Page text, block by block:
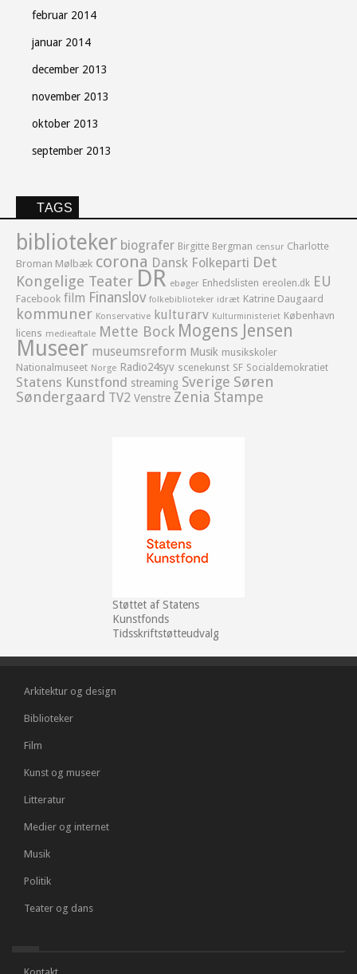
februar 2014
januar 2014
december 2013
november 2013
oktober 2013
september 2013
TAGS
biblioteker biografer Birgitte Bergman censur Charlotte
Broman Mølbæk corona Dansk Folkeparti Det
Kongelige Teater DR ebøger Enhedslisten ereolen.dk EU
Facebook film Finanslov folkebiblioteker idræt Katrine Daugaard
kommuner Konservative kulturarv Kulturministeriet København
licens medieaftale Mette Bock Mogens Jensen
Museer museumsreform Musik musikskoler
Nationalmuseet Norge Radio24syv scenekunst SF Socialdemokratiet
Statens Kunstfond streaming Sverige Søren
Søndergaard TV2 Venstre Zenia Stampe
Støttet af Statens
Kunstfonds
Tidsskriftstøtteudvalg
Arkitektur og design
Biblioteker
Film
Kunst og museer
Litteratur
Medier og internet
Musik
Politik
Teater og dans